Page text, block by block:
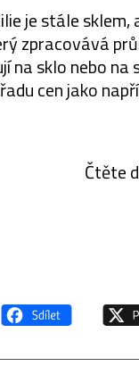
je stále
zpracovává
na sklo nebo na
cen jako
Čtěte